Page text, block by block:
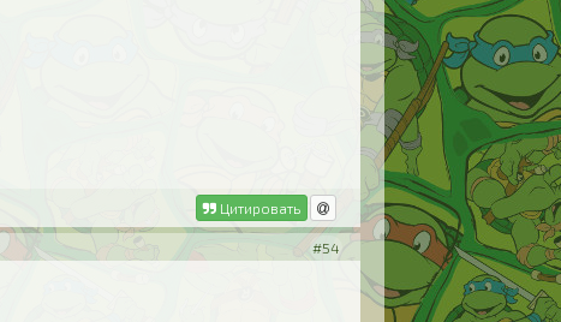
Цитировать
#54